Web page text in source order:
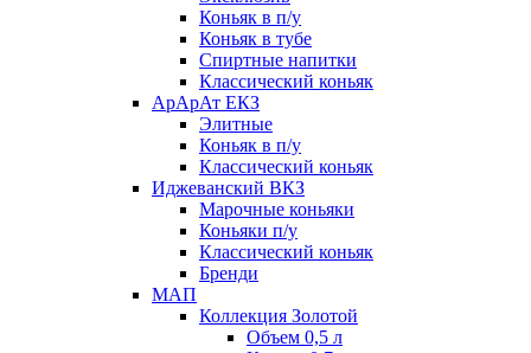
Коньяк в п/у
Коньяк в тубе
Спиртные напитки
Классический коньяк
АрАрАт ЕКЗ
Элитные
Коньяк в п/у
Классический коньяк
Иджеванский ВКЗ
Марочные коньяки
Коньяки п/у
Классический коньяк
Бренди
МАП
Коллекция Золотой
Объем 0,5 л